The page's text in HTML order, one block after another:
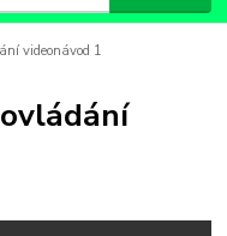
videonávod 1